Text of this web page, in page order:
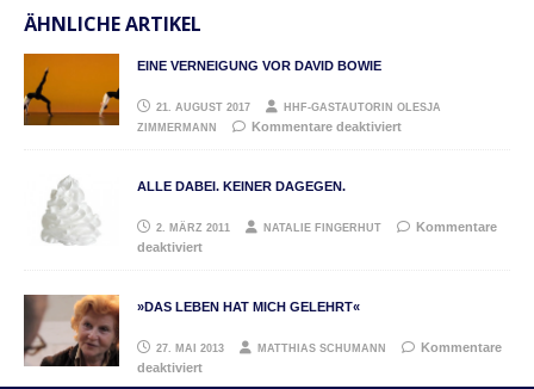
ÄHNLICHE ARTIKEL
EINE VERNEIGUNG VOR DAVID BOWIE
21. AUGUST 2017
HHF-GASTAUTORIN OLESJA
ZIMMERMANN
Kommentare deaktiviert
ALLE DABEI. KEINER DAGEGEN.
2. MÄRZ 2011 NATALIE FINGERHUT
Kommentare
deaktiviert
»DAS LEBEN HAT MICH GELEHRT«
27. MAI 2013 MATTHIAS SCHUMANN
Kommentare
deaktiviert